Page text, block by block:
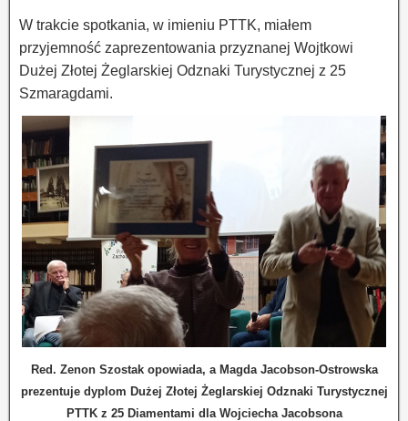
W trakcie spotkania, w imieniu PTTK, miałem
przyjemność zaprezentowania przyznanej Wojtkowi
Dużej Złotej Żeglarskiej Odznaki Turystycznej z 25
Szmaragdami.
Red. Zenon Szostak opowiada, a Magda Jacobson-Ostrowska
prezentuje dyplom Dużej Złotej Żeglarskiej Odznaki Turystycznej
PTTK z 25 Diamentami dla Wojciecha Jacobsona